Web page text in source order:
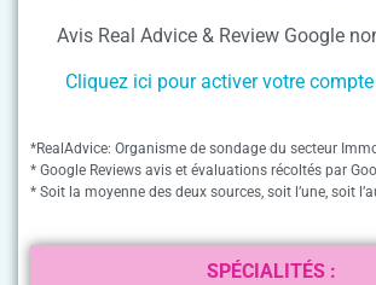
Avis Real Advice & Review Google
Cliquez ici pour activer votre
*RealAdvice: Organisme de sondage du secteur
* Google Reviews avis et évaluations récoltés par
* Soit la moyenne des deux sources, soit l’une, soit
SPÉCIALITÉS :